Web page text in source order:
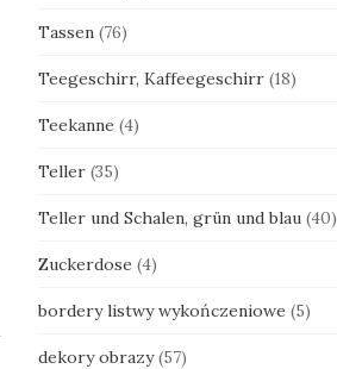
Tassen (76)
Teegeschirr, Kaffeegeschirr (18)
Teekanne (4)
Teller (35)
Teller und Schalen, grün und blau (40)
Zuckerdose (4)
bordery listwy wykończeniowe (5)
dekory obrazy (57)